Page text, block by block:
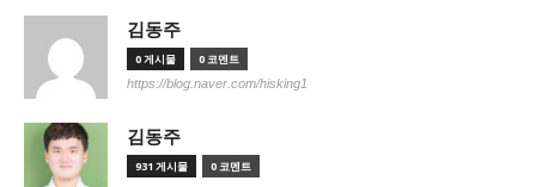
김동주
0 게시물 0 코멘트
https://blog.naver.com/hisking1
김동주
931 게시물 0 코멘트